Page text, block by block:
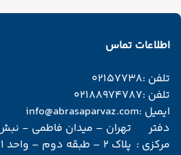
اطلاعات تماس
تلفن :02157738
تلفن :02188974787
ایمیل :info@abrasaparvaz.com
دفتر
مرکزی :
تهران – میدان فاطمی -
پلاک 2 – طبقه دوم – واحد 201